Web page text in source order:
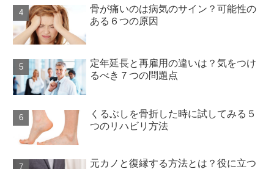
骨が痛いのは病気のサイン？可能性の
ある６つの原因
定年延長と再雇用の違いは？気をつけ
るべき７つの問題点
くるぶしを骨折した時に試してみる５
つのリハビリ方法
元カノと復縁する方法とは？役に立つ